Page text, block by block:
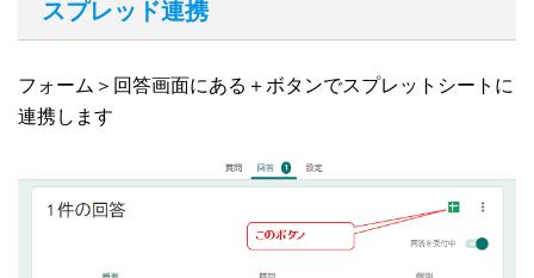
スプレッド連携
フォーム＞回答画面にある＋ボタンでスプレットシートに
連携します